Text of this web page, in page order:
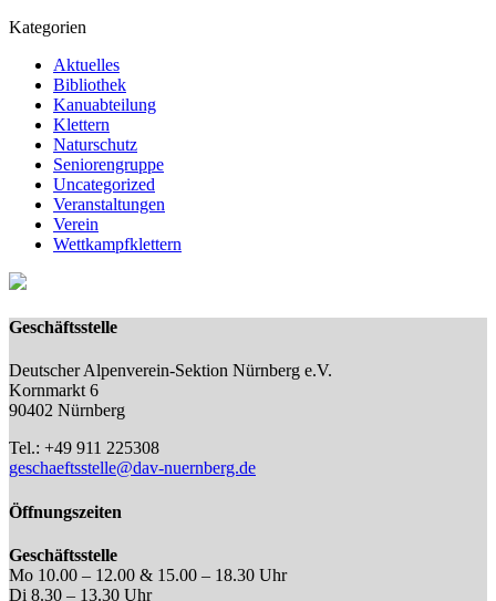
Kategorien
Aktuelles
Bibliothek
Kanuabteilung
Klettern
Naturschutz
Seniorengruppe
Uncategorized
Veranstaltungen
Verein
Wettkampfklettern
Geschäftsstelle
Deutscher Alpenverein-Sektion Nürnberg e.V.
Kornmarkt 6
90402 Nürnberg
Tel.: +49 911 225308
geschaeftsstelle@dav-nuernberg.de
Öffnungszeiten
Geschäftsstelle
Mo 10.00 – 12.00 & 15.00 – 18.30 Uhr
Di 8.30 – 13.30 Uhr